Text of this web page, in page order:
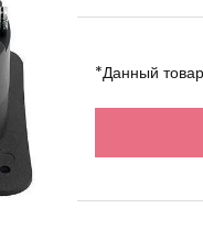
*Данный